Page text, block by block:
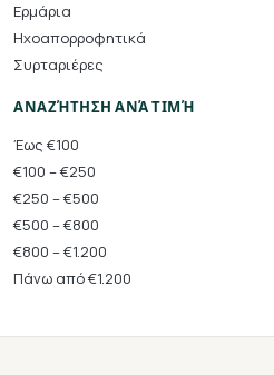
Ερμάρια
Ηχοαπορροφητικά
Συρταριέρες
ΑΝΑΖΉΤΗΣΗ ΑΝΆ ΤΙΜΉ
Έως €100
€100 – €250
€250 – €500
€500 – €800
€800 – €1.200
Πάνω από €1.200